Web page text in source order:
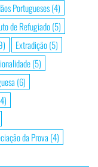
Portugueses(4)
de Refugiado(5)
Extradição(5)
(5)
(6)
da Prova (4)